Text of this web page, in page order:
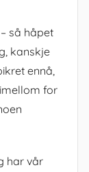
så håpet
kanskje
ennå,
for
har vår